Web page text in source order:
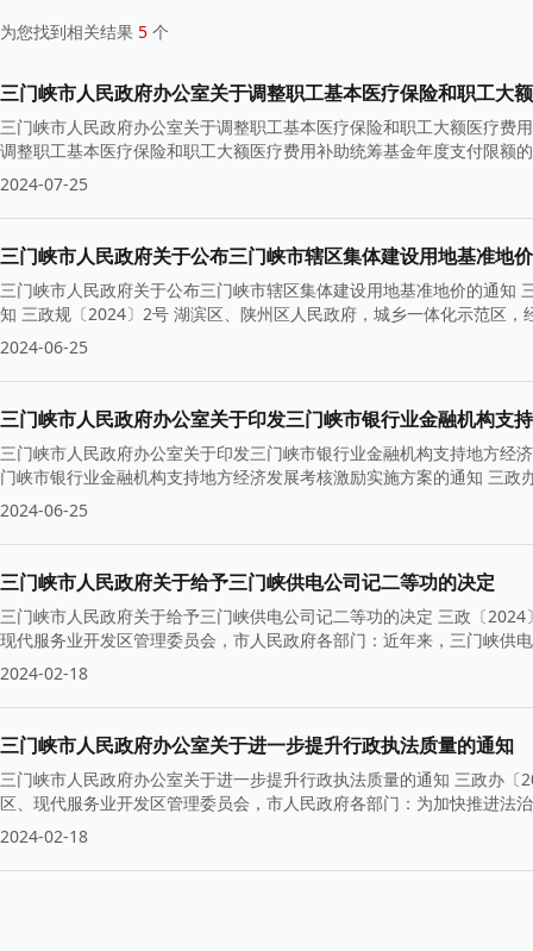
为您找到相关结果 5 个
三门峡市人民政府办公室关于调整职工基本医疗保险和职工大
三门峡市人民政府办公室关于调整职工基本医疗保险和职工大额医疗
调整职工基本医疗保险和职工大额医疗费用补助统筹基金年度支付限额
2024-07-25
三门峡市人民政府关于公布三门峡市辖区集体建设用地基准地
三门峡市人民政府关于公布三门峡市辖区集体建设用地基准地价的通知
知 三政规〔2024〕2号 湖滨区、陕州区人民政府，城乡一体化示范区
2024-06-25
三门峡市人民政府办公室关于印发三门峡市银行业金融机构支
三门峡市人民政府办公室关于印发三门峡市银行业金融机构支持地方经
门峡市银行业金融机构支持地方经济发展考核激励实施方案的通知 三
2024-06-25
三门峡市人民政府关于给予三门峡供电公司记二等功的决定
三门峡市人民政府关于给予三门峡供电公司记二等功的决定 三政〔
现代服务业开发区管理委员会，市人民政府各部门：近年来，三门峡供
2024-02-18
三门峡市人民政府办公室关于进一步提升行政执法质量的通知
三门峡市人民政府办公室关于进一步提升行政执法质量的通知 三政办
区、现代服务业开发区管理委员会，市人民政府各部门：为加快推进法
2024-02-18